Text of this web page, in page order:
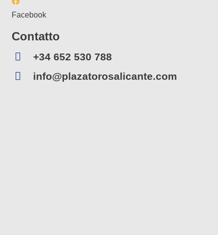
Facebook
Contatto
+34 652 530 788
info@plazatorosalicante.com